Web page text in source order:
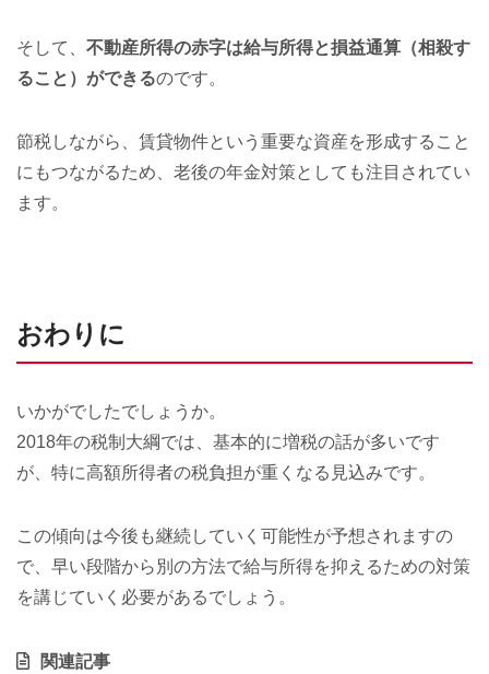
そして、 不動産所得の赤字は給与所得と損益通算（相殺す
ること）ができるのです。
節税しながら、賃貸物件という重要な資産を形成すること
にもつながるため、老後の年金対策としても注目されてい
ます。
おわりに
いかがでしたでしょうか。
2018年の税制大綱では、基本的に増税の話が多いです
が、特に高額所得者の税負担が重くなる見込みです。
この傾向は今後も継続していく可能性が予想されますの
で、早い段階から別の方法で給与所得を抑えるための対策
を講じていく必要があるでしょう。
関連記事